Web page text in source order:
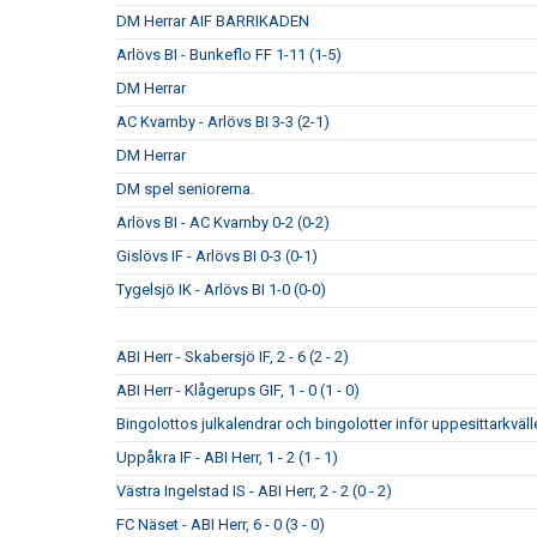
DM Herrar AIF BARRIKADEN
Arlövs BI - Bunkeflo FF 1-11 (1-5)
DM Herrar
AC Kvarnby - Arlövs BI 3-3 (2-1)
DM Herrar
DM spel seniorerna.
Arlövs BI - AC Kvarnby 0-2 (0-2)
Gislövs IF - Arlövs BI 0-3 (0-1)
Tygelsjö IK - Arlövs BI 1-0 (0-0)
ABI Herr - Skabersjö IF, 2 - 6 (2 - 2)
ABI Herr - Klågerups GIF, 1 - 0 (1 - 0)
Bingolottos julkalendrar och bingolotter inför
Uppåkra IF - ABI Herr, 1 - 2 (1 - 1)
Västra Ingelstad IS - ABI Herr, 2 - 2 (0 - 2)
FC Näset - ABI Herr, 6 - 0 (3 - 0)